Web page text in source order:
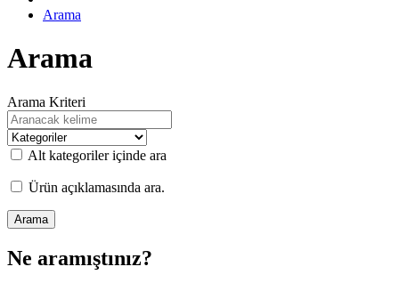
Arama
Arama
Arama Kriteri
Alt kategoriler içinde ara
Ürün açıklamasında ara.
Ne aramıştınız?